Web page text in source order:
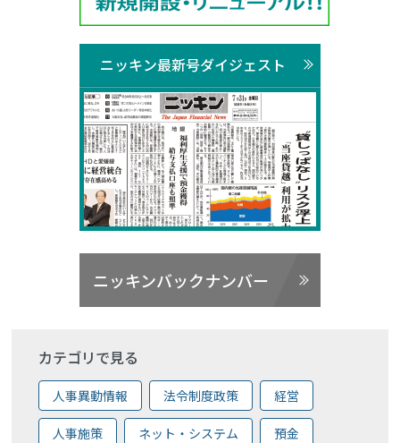
ニッキン最新号ダイジェスト
ニッキンバックナンバー
カテゴリで見る
人事異動情報 法令制度政策 経営
人事施策 ネット・システム 預金